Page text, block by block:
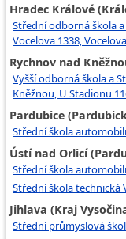
Hradec Králové
Střední odborná škola
Vocelova 1338,
Rychnov nad
Vyšší odborná škola a
Kněžnou, U Stadionu
Pardubice
Střední škola
Ústí nad Orlicí
Střední škola
Střední škola technická
Jihlava (Kraj
Střední průmyslová